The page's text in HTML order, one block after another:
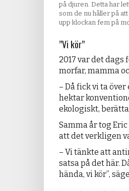
på djuren. Detta har
som de nu håller på
upp klockan fem på
”Vi kör”
2017 var det
morfar, mamma
– Då fick vi ta
hektar
ekologiskt,
Samma år tog
att det verkligen
– Vi tänkte att
satsa på det här.
hända, vi kör”,